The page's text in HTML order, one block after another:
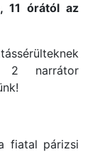
11 órától az
2 narrátor
fiatal párizsi